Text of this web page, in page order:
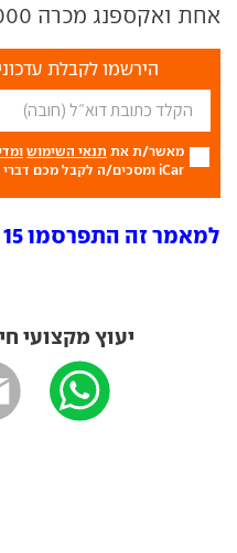
אחת ואקספנג מכרה 3,000 חשמליות.
הירשמו לקבלת
מאשר/ת את תנאי השימוש
iCar ומסכים/ה לקבל מכם דברי פרסום.
למאמר זה התפרסמו 15 תגובות
יעוץ מקצועי